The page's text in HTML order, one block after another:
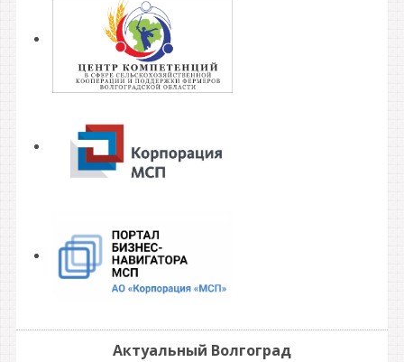
Актуальный Волгоград